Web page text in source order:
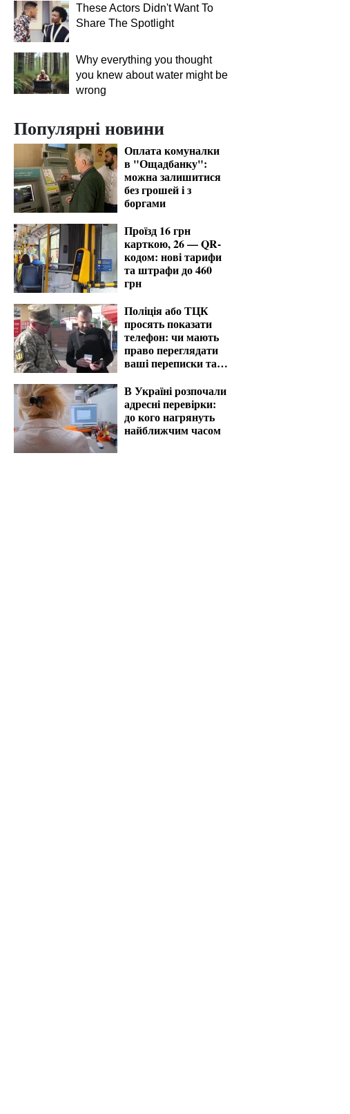
These Actors Didn't Want To
Share The Spotlight
Why everything you thought
you knew about water might be
wrong
Популярні новини
Оплата комуналки
в "Ощадбанку":
можна залишитися
без грошей і з
боргами
Проїзд 16 грн
карткою, 26 — QR-
кодом: нові тарифи
та штрафи до 460
грн
Поліція або ТЦК
просять показати
телефон: чи мають
право переглядати
ваші переписки та
В Україні розпочали
адресні перевірки:
до кого нагрянуть
найближчим часом